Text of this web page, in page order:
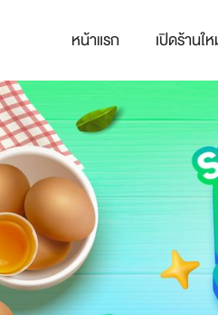
หน้าแรก เปิดร้านใ